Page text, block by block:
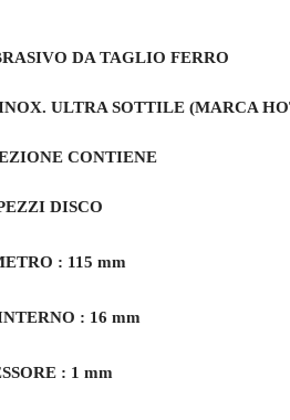
DA TAGLIO FERRO
ULTRA SOTTILE (MARCA
CONTIENE
DISCO
: 115 mm
: 16 mm
: 1 mm